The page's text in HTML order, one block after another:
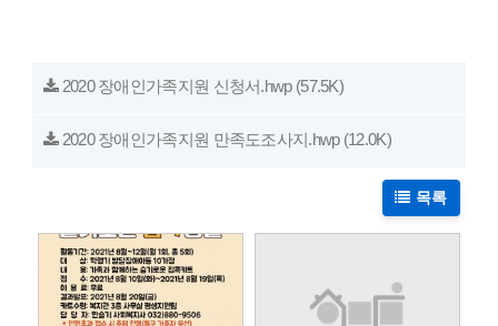
2020 장애인가족지원 신청서.hwp(57.5K)
2020 장애인가족지원 만족도조사지.hwp(12.0K)
목록